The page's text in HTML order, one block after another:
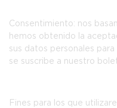
Consentimiento: nos
hemos obtenido la
sus datos personales
se suscribe a nuestro
Fines para los que